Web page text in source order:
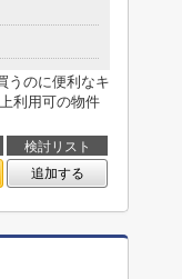
うのに便利なキ
利用可の物件
検討リスト
追加する